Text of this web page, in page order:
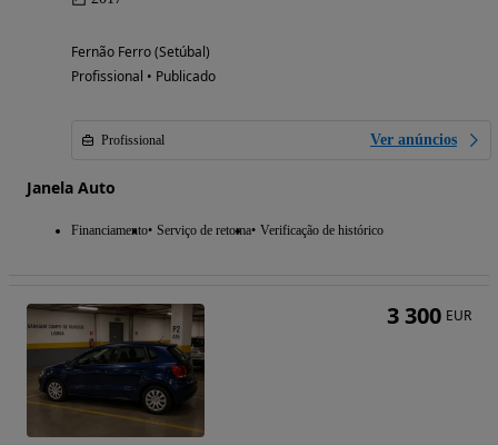
Fernão Ferro (Setúbal)
Profissional • Publicado
Profissional Ver anúncios
Janela Auto
Financiamento Serviço de retoma Verificação de histórico
3 300 EUR